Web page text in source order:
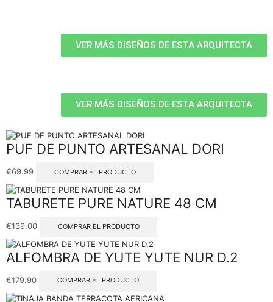
VER MÁS DISEÑOS DE ESTA ARQUITECTA
VER MÁS DISEÑOS DE ESTA ARQUITECTA
PUF DE PUNTO ARTESANAL DORI
€69.99 COMPRAR EL PRODUCTO
TABURETE PURE NATURE 48 CM
€139.00 COMPRAR EL PRODUCTO
ALFOMBRA DE YUTE YUTE NUR D.2
€179.90 COMPRAR EL PRODUCTO